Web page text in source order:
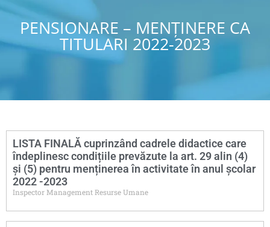
PENSIONARE – MENȚINERE CA
TITULARI 2022-2023
LISTA FINALĂ cuprinzând cadrele didactice care
îndeplinesc condițiile prevăzute la art. 29 alin (4)
și (5) pentru menținerea în activitate în anul școlar
2022 -2023
Inspector Management Resurse Umane